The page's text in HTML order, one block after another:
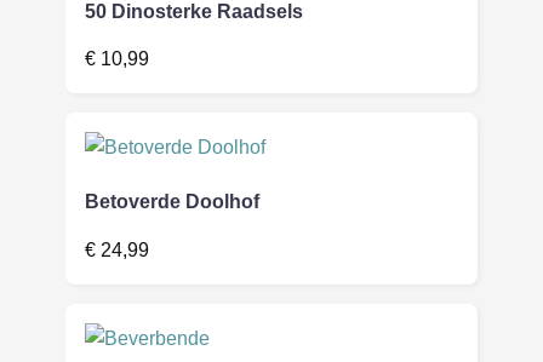
50 Dinosterke Raadsels
€ 10,99
Betoverde Doolhof
€ 24,99